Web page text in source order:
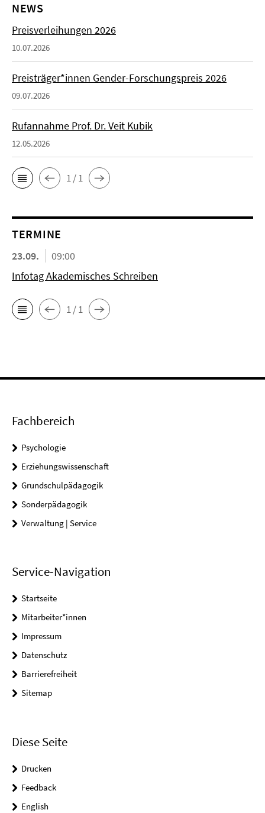
NEWS
Preisverleihungen 2026
10.07.2026
Preisträger*innen Gender-Forschungspreis 2026
09.07.2026
Rufannahme Prof. Dr. Veit Kubik
12.05.2026
1 / 1
TERMINE
23.09.
09:00
Infotag Akademisches Schreiben
1 / 1
Fachbereich
Psychologie
Erziehungswissenschaft
Grundschulpädagogik
Sonderpädagogik
Verwaltung | Service
Service-Navigation
Startseite
Mitarbeiter*innen
Impressum
Datenschutz
Barrierefreiheit
Sitemap
Diese Seite
Drucken
Feedback
English